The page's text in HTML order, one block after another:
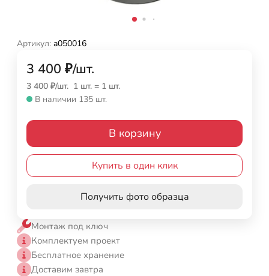
Артикул: a050016
3 400 ₽/шт.
3 400 ₽/шт. 1 шт. = 1 шт.
В наличии 135 шт.
В корзину
Купить в один клик
Получить фото образца
Монтаж под ключ
Комплектуем проект
Бесплатное хранение
Доставим завтра